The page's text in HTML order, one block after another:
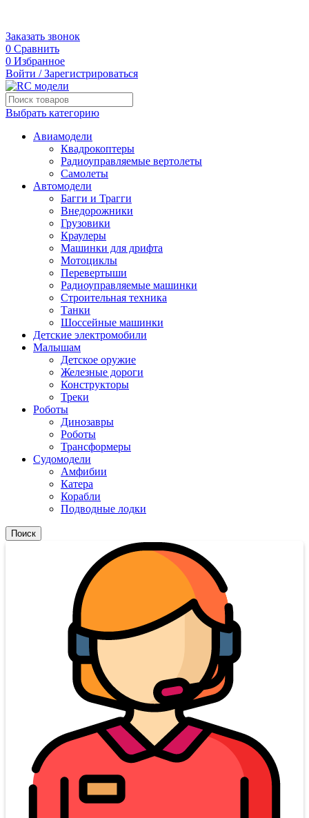
Заказать звонок
0 Сравнить
0 Избранное
Войти / Зарегистрироваться
Выбрать категорию
Авиамодели
Квадрокоптеры
Радиоуправляемые вертолеты
Самолеты
Автомодели
Багги и Трагги
Внедорожники
Грузовики
Краулеры
Машинки для дрифта
Мотоциклы
Перевертыши
Радиоуправляемые машинки
Строительная техника
Танки
Шоссейные машинки
Детские электромобили
Малышам
Детское оружие
Железные дороги
Конструкторы
Треки
Роботы
Динозавры
Роботы
Трансформеры
Судомодели
Амфибии
Катера
Корабли
Подводные лодки
Поиск